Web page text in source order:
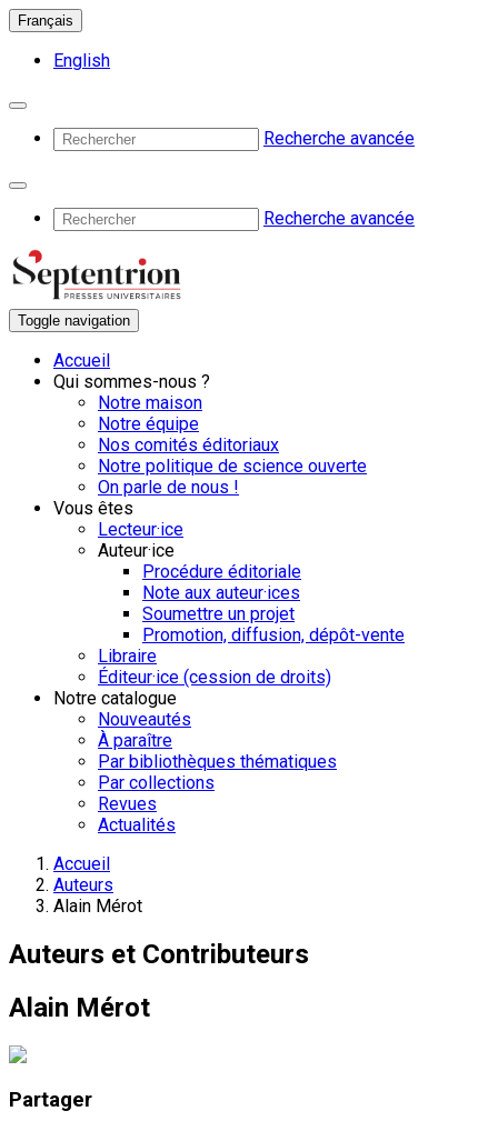
Français
English
Recherche avancée
Recherche avancée
Toggle navigation
Accueil
Qui sommes-nous ?
Notre maison
Notre équipe
Nos comités éditoriaux
Notre politique de science ouverte
On parle de nous !
Vous êtes
Lecteur·ice
Auteur·ice
Procédure éditoriale
Note aux auteur·ices
Soumettre un projet
Promotion, diffusion, dépôt-vente
Libraire
Éditeur·ice (cession de droits)
Notre catalogue
Nouveautés
À paraître
Par bibliothèques thématiques
Par collections
Revues
Actualités
Accueil
Auteurs
Alain Mérot
Auteurs et Contributeurs
Alain Mérot
Partager